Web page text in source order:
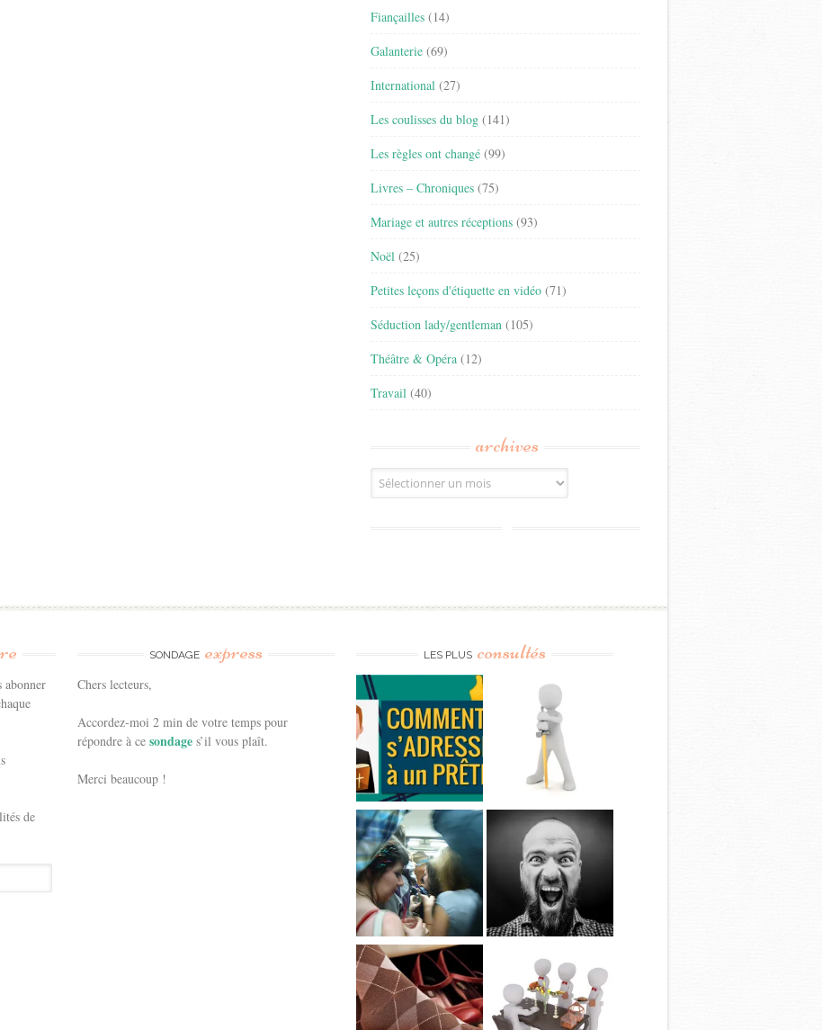
Fiançailles (14)
Galanterie (69)
International (27)
Les coulisses du blog (141)
Les règles ont changé (99)
Livres – Chroniques (75)
Mariage et autres réceptions (93)
Noël (25)
Petites leçons d'étiquette en vidéo (71)
Séduction lady/gentleman (105)
Théâtre & Opéra (12)
Travail (40)
archives
Archives
abonner
de
SONDAGE express
Chers lecteurs,
Accordez-moi 2 min de votre temps pour
répondre à cesondages’il vous plaît.
Merci beaucoup !
LES PLUS consultés